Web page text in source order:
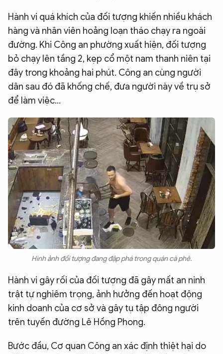
Hành vi quá khích của đối tượng khiến nhiều khách
hàng và nhân viên hoảng loạn tháo chạy ra ngoài
đường. Khi Công an phường xuất hiện, đối tượng
bỏ chạy lên tầng 2, kẹp cổ một nam thanh niên tại
đây trong khoảng hai phút. Công an cùng người
dân sau đó đã khống chế, đưa người này về trụ sở
để làm việc…
Hình ảnh đối tượng đang đập phá trong quán cà phê.
Hành vi gây rối của đối tượng đã gây mất an ninh
trật tự nghiêm trọng, ảnh hưởng đến hoạt động
kinh doanh của cơ sở và gây tụ tập đông người
trên tuyến đường Lê Hồng Phong.
Bước đầu, Cơ quan Công an xác định thiệt hại do